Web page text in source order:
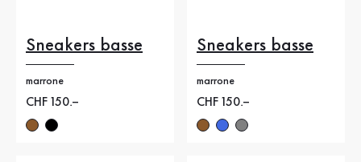
Sneakers basse
marrone
Nuovo prezzo
CHF 150.–
Sneakers basse
marrone
Nuovo prezzo
CHF 150.–